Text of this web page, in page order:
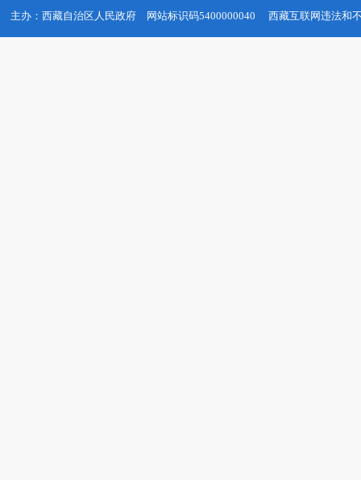
主办：西藏自治区人民政府 网站标识码5400000040 西藏互联网违法和